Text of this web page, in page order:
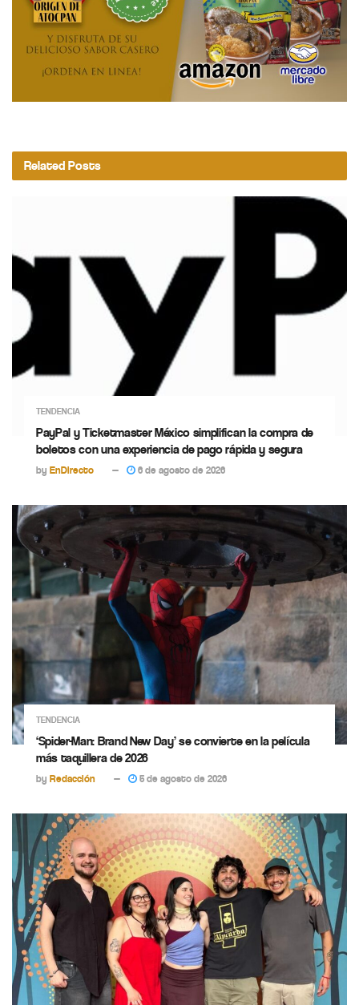
Related Posts
TENDENCIA
PayPal y Ticketmaster México simplifican la compra de
boletos con una experiencia de pago rápida y segura
by EnDirecto 6 de agosto de 2026
TENDENCIA
‘Spider-Man: Brand New Day’ se convierte en la película
más taquillera de 2026
by Redacción 5 de agosto de 2026